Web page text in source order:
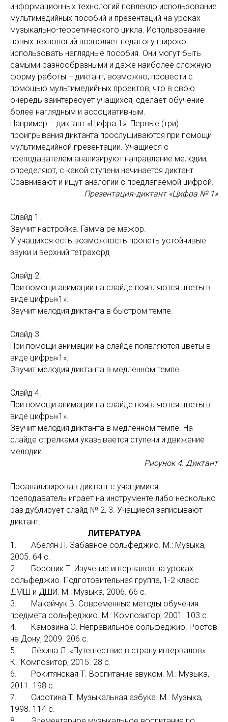
информационных технологий повлекло использование
мультимедийных пособий и презентаций на уроках
музыкально-теоретического цикла. Использование
новых технологий позволяет педагогу широко
использовать наглядные пособия. Они могут быть
самыми разнообразными и даже наиболее сложную
форму работы – диктант, возможно, провести с
помощью мультимедийных проектов, что в свою
очередь заинтересует учащихся, сделает обучение
более наглядным и ассоциативным.
Например – диктант «Цифра 1». Первые (три)
проигрывания диктанта прослушиваются при помощи
мультимедийной презентации. Учащиеся с
преподавателем анализируют направление мелодии,
определяют, с какой ступени начинается диктант.
Сравнивают и ищут аналогии с предлагаемой цифрой.
Презентация-диктант «Цифра № 1»
Слайд 1.
Звучит настройка. Гамма ре мажор.
У учащихся есть возможность пропеть устойчивые
звуки и верхний тетрахорд.
Слайд 2.
При помощи анимации на слайде появляются цветы в
виде цифры«1».
Звучит мелодия диктанта в быстром темпе.
Слайд 3.
При помощи анимации на слайде появляются цветы в
виде цифры«1».
Звучит мелодия диктанта в медленном темпе.
Слайд 4.
При помощи анимации на слайде появляются цветы в
виде цифры«1».
Звучит мелодия диктанта в медленном темпе. На
слайде стрелками указывается ступени и движение
мелодии.
Рисунок 4. Диктант
Проанализировав диктант с учащимися,
преподаватель играет на инструменте либо несколько
раз дублирует слайд № 2, 3. Учащиеся записывают
диктант.
ЛИТЕРАТУРА
1. Абелян Л. Забавное сольфеджио. М.: Музыка,
2005. 64 с.
2. Боровик Т. Изучение интервалов на уроках
сольфеджио. Подготовительная группа, 1-2 класс
ДМШ и ДШИ. М.: Музыка, 2006. 66 с.
3. Макейчук В. Современные методы обучения
предмета сольфеджио. М.: Композитор, 2001. 103 с.
4. Камозина О. Неправильное сольфеджио. Ростов
на Дону, 2009. 206 с.
5. Лёхина Л. «Путешествие в страну интервалов».
К.: Композитор, 2015. 28 с.
6. Рокитянская Т. Воспитание звуком. М.: Музыка,
2011. 198 с.
7. Сиротина Т. Музыкальная азбука. М.: Музыка,
1998. 114 с.